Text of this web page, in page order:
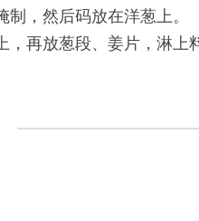
，然后码放在洋葱上。
，再放葱段、姜片，淋上